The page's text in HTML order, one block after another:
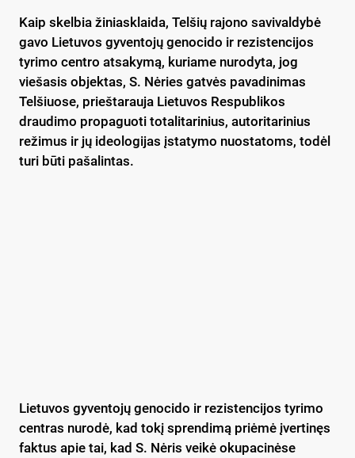
Kaip skelbia žiniasklaida, Telšių rajono savivaldybė
gavo Lietuvos gyventojų genocido ir rezistencijos
tyrimo centro atsakymą, kuriame nurodyta, jog
viešasis objektas, S. Nėries gatvės pavadinimas
Telšiuose, prieštarauja Lietuvos Respublikos
draudimo propaguoti totalitarinius, autoritarinius
režimus ir jų ideologijas įstatymo nuostatoms, todėl
turi būti pašalintas.
Lietuvos gyventojų genocido ir rezistencijos tyrimo
centras nurodė, kad tokį sprendimą priėmė įvertinęs
faktus apie tai, kad S. Nėris veikė okupacinėse